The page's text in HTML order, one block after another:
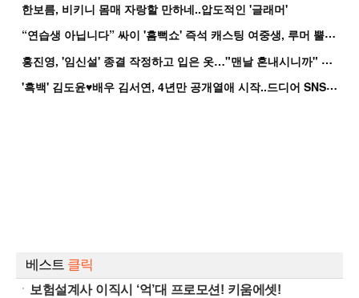
한보름, 비키니 몸매 자랑할 만하네..압도적인 '글래머'
“
연습생 아닙니다” 싸이 '흠뻑쇼' 즉석 캐스팅 여중생, 루머 뿔났다[Oh!쎈 이...
홍
진영, '임신설' 종결 작정하고 입은 옷…"맨날 혼내시니까" 억울
'
흑백' 김도윤♥배우 김서연, 4년만 공개열애 시작..드디어 SNS에 노출 [핫피...